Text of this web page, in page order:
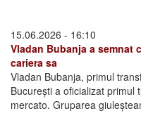
15.06.2026 - 16:10
Vladan Bubanja a semnat
cariera sa
Vladan Bubanja, primul
București a oficializat
mercato. Gruparea